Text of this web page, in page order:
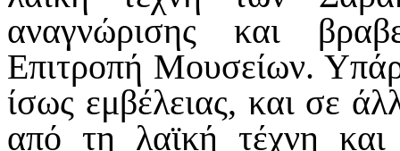
αναγνώρισης και
Επιτροπή Μουσείων.
ίσως εμβέλειας, και σε
από τη λαϊκή τέχνη